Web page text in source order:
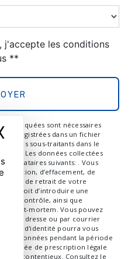
Masquer le
j'accepte les conditions
**
sont nécessaires
enregistrées dans un fichier
à et ses sous-traitants dans le
Les données collectées
suivants: . Vous
d’effacement, de
de retrait de votre
du droit d’introduire une
de contrôle, ainsi que
post-mortem. Vous pouvez
à l'adresse ou par courrier
d'identité pourra vous
vos données pendant la période
la durée de prescription légale
des contentieux. Consultez le